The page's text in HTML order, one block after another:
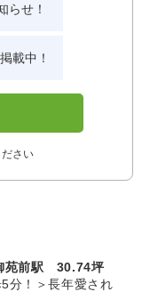
らせ！
載中！
ださい
苑前駅 30.74坪
5分！＞長年愛され